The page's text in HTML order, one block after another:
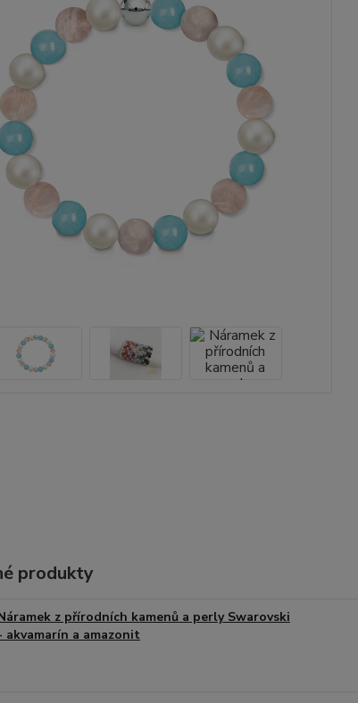
produkty
z přírodních kamenů a perly Swarovski
akvamarín a amazonit